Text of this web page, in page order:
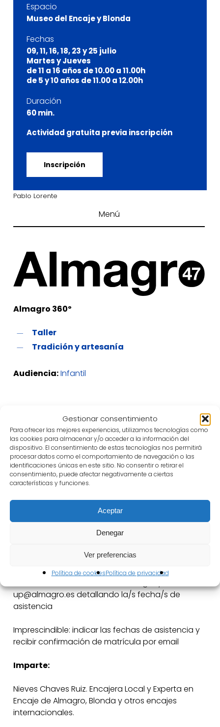
Gestionar consentimiento
Para ofrecer las mejores experiencias, utilizamos tecnologías como
las cookies para almacenar y/o acceder a la información del
dispositivo. El consentimiento de estas tecnologías nos permitirá
procesar datos como el comportamiento de navegación o las
identificaciones únicas en este sitio. No consentir o retirar el
consentimiento, puede afectar negativamente a ciertas
características y funciones.
Aceptar
Denegar
Ver preferencias
Política de cookiesPolítica de privacidad
Espacio
Museo del Encaje y Blonda
Fechas
09, 11, 16, 18, 23 y 25 julio
Martes y Jueves
de 11 a 16 años de 10.00 a 11.00h
de 5 y 10 años de 11.00 a 12.00h
Duración
60 min.
Actividad gratuita previa inscripción
Inscripción
Pablo Lorente
Menú
Almagro 360º
Taller
Tradición y artesanía
Audiencia:Infantil
En nuestra labor de mantener viva la tradición del
encaje y la blonda de Almagro, proponemos un
taller dirigido a público infantil y juvenil con la
intención de fomentar y visibilizar esta labor
almagreña.
En este taller los niños y niñas aprenderán los
cruces básicos del encaje de Almagro.
Será necesario descargar la ficha de inscripción
up@almagro.es detallando la/s fecha/s de
asistencia
Imprescindible: indicar las fechas de asistencia y
recibir confirmación de matrícula por email
Imparte:
Nieves Chaves Ruiz. Encajera Local y Experta en
Encaje de Almagro, Blonda y otros encajes
internacionales.